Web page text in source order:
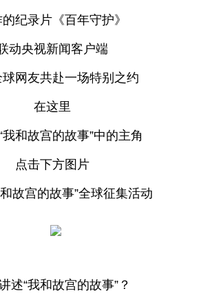
的纪录片《百年守护》
动央视新闻客户端
网友共赴一场特别之约
在这里
我和故宫的故事”中的主角
点击下方图片
故宫的故事”全球征集活动
述“我和故宫的故事”？